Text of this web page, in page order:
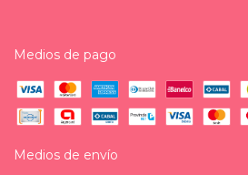
Medios de pago
Medios de envío